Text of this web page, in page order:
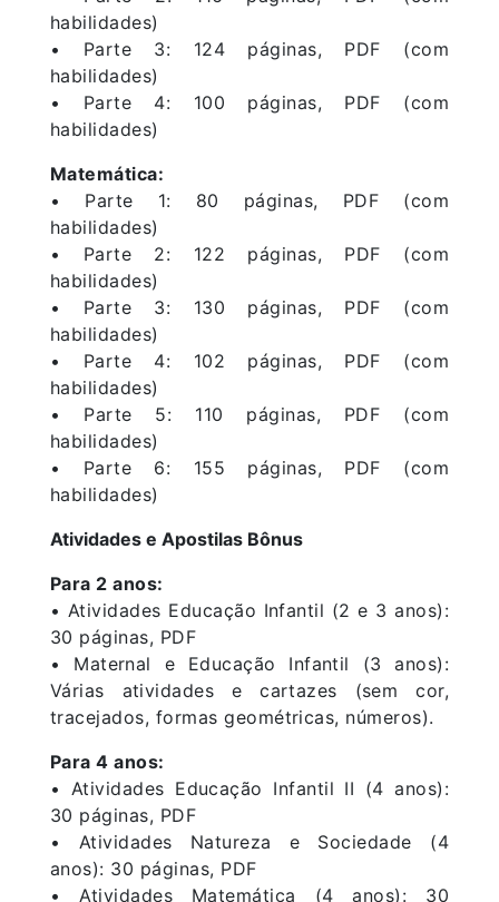
habilidades)
• Parte 3: 124 páginas, PDF (com
habilidades)
• Parte 4: 100 páginas, PDF (com
habilidades)
Matemática:
• Parte 1: 80 páginas, PDF (com
habilidades)
• Parte 2: 122 páginas, PDF (com
habilidades)
• Parte 3: 130 páginas, PDF (com
habilidades)
• Parte 4: 102 páginas, PDF (com
habilidades)
• Parte 5: 110 páginas, PDF (com
habilidades)
• Parte 6: 155 páginas, PDF (com
habilidades)
Atividades e Apostilas Bônus
Para 2 anos:
• Atividades Educação Infantil (2 e 3 anos):
30 páginas, PDF
• Maternal e Educação Infantil (3 anos):
Várias atividades e cartazes (sem cor,
tracejados, formas geométricas, números).
Para 4 anos:
• Atividades Educação Infantil II (4 anos):
30 páginas, PDF
• Atividades Natureza e Sociedade (4
anos): 30 páginas, PDF
• Atividades Matemática (4 anos): 30